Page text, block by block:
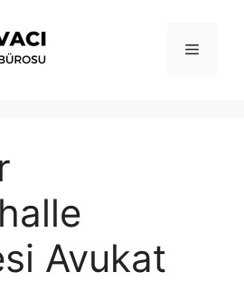
Menü
Avukat